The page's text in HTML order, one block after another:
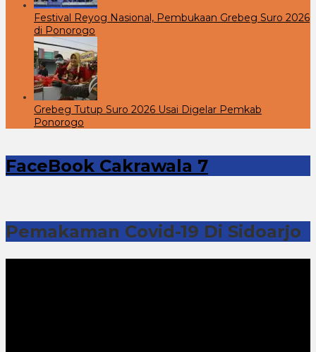
Festival Reyog Nasional, Pembukaan Grebeg Suro 2026
di Ponorogo
Grebeg Tutup Suro 2026 Usai Digelar Pemkab
Ponorogo
FaceBook Cakrawala 7
Pemakaman Covid-19 Di Sidoarjo